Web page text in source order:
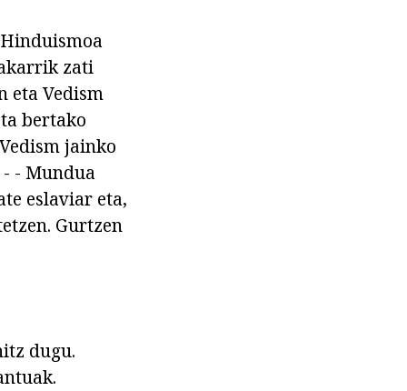
zati
eta Vedism
bertako
jainko
- Mundua
eslaviar eta,
Gurtzen
dugu.